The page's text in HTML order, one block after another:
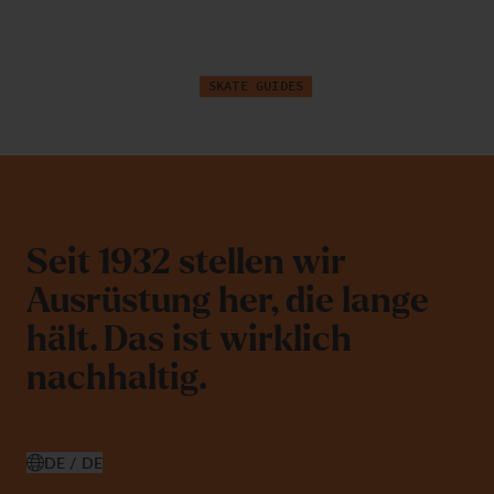
SKATE GUIDES
Seit 1 932 ste en wir
Ausrüstung her, d ie ange
hä t. Das ist wir k ic h
nac h ha tig.
DE / DE
LAND AUSWÄHLEN ÖFFNEN